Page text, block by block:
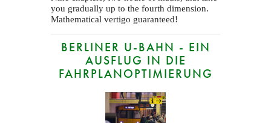
you gradually up to the fourth dimension.
Mathematical vertigo guaranteed!
BERLINER U-BAHN - EIN
AUSFLUG IN DIE
FAHRPLANOPTIMIERUNG